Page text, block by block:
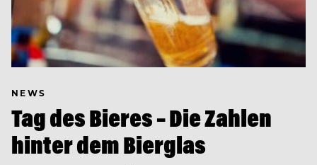
NEWS
Tag des Bieres – Die Zahlen
hinter dem Bierglas